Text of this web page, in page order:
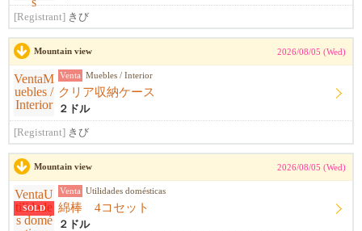
[Registrant] きび
Mountain view 2026/08/05 (Wed)
Venta Muebles / Interior
クリア収納ケース
２ドル
[Registrant] きび
Mountain view 2026/08/05 (Wed)
SOLD
Venta Utilidades domésticas
綿棒 4コセット
２ドル